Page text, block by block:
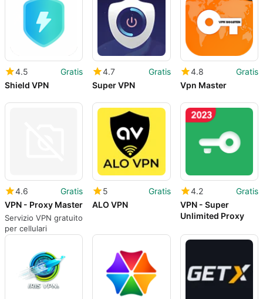
istantanea
4.5
Gratis
Shield VPN
4.7
Gratis
Super VPN
4.8
Gratis
Vpn Master
4.6
Gratis
VPN - Proxy Master
Servizio VPN gratuito
per cellulari
5
Gratis
ALO VPN
4.2
Gratis
VPN - Super
Unlimited Proxy